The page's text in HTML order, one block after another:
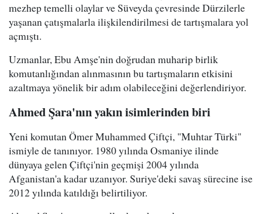
mezhep temelli olaylar ve Süveyda çevresinde Dürzilerle
yaşanan çatışmalarla ilişkilendirilmesi de tartışmalara yol
açmıştı.
Uzmanlar, Ebu Amşe'nin doğrudan muharip birlik
komutanlığından alınmasının bu tartışmaların etkisini
azaltmaya yönelik bir adım olabileceğini değerlendiriyor.
Ahmed Şara'nın yakın isimlerinden biri
Yeni komutan Ömer Muhammed Çiftçi, "Muhtar Türki"
ismiyle de tanınıyor. 1980 yılında Osmaniye ilinde
dünyaya gelen Çiftçi'nin geçmişi 2004 yılında
Afganistan'a kadar uzanıyor. Suriye'deki savaş sürecine ise
2012 yılında katıldığı belirtiliyor.